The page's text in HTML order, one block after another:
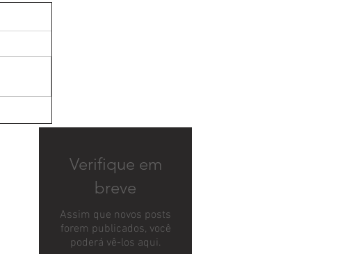
Verifique em
breve
Assim que novos posts
forem publicados, você
poderá vê-los aqui.